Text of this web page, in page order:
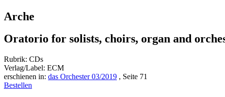
Arche
Oratorio for solists, choirs, organ and
Rubrik: CDs
Verlag/Label: ECM
erschienen in: das Orchester 03/2019 , Seite 71
Bestellen